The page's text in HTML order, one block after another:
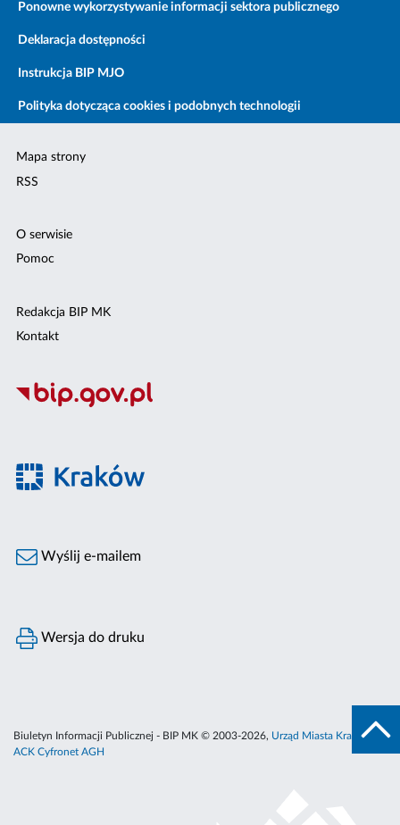
Ponowne wykorzystywanie informacji sektora publicznego
Deklaracja dostępności
Instrukcja BIP MJO
Polityka dotycząca cookies i podobnych technologii
Mapa strony
RSS
O serwisie
Pomoc
Redakcja BIP MK
Kontakt
Wyślij e-mailem
Wersja do druku
Biuletyn Informacji Publicznej - BIP MK © 2003-2026, Urząd Miasta Krakowa
ACK Cyfronet AGH